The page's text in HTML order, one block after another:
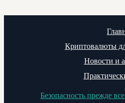
Криптовалюты
Новости и
Безопасность прежде